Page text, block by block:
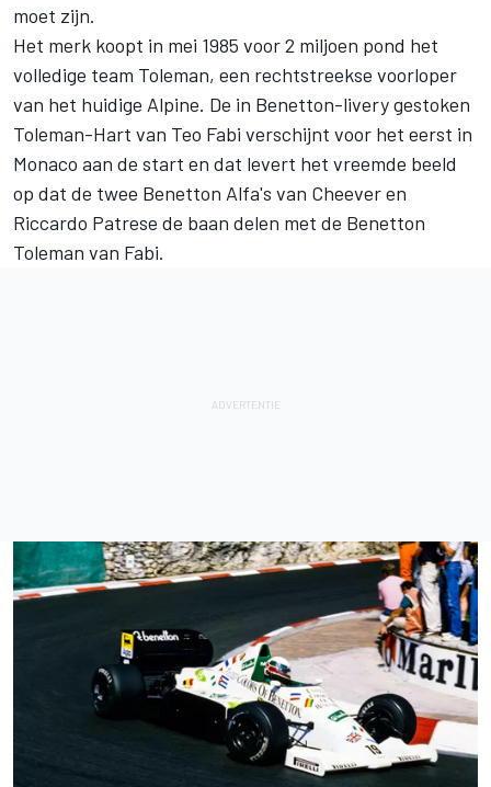
moet zijn.
Het merk koopt in mei 1985 voor 2 miljoen pond het
volledige team Toleman, een rechtstreekse voorloper
van het huidige Alpine. De in Benetton-livery gestoken
Toleman-Hart van Teo Fabi verschijnt voor het eerst in
Monaco aan de start en dat levert het vreemde beeld
op dat de twee Benetton Alfa's van Cheever en
Riccardo Patrese de baan delen met de Benetton
Toleman van Fabi.